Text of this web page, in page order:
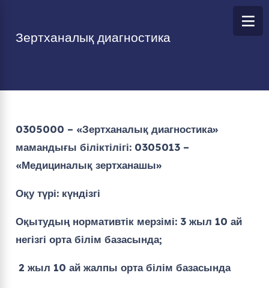
Зертханалық диагностика
0305000 – «Зертханалық диагностика»
мамандығы біліктілігі: 0305013 –
«Медициналық зертханашы»
Оқу түрі: күндізгі
Оқытудың нормативтік мерзімі: 3 жыл 10 ай
негізгі орта білім базасында;
2 жыл 10 ай жалпы орта білім базасында